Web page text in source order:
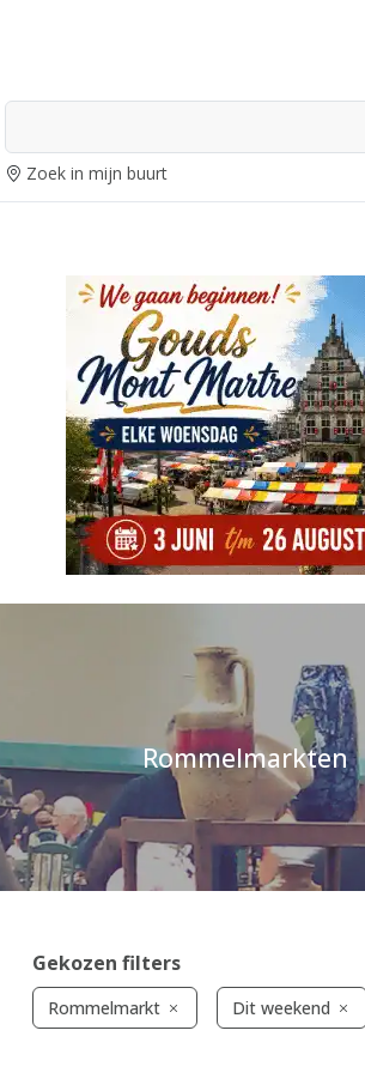
Zoek in mijn buurt
Rommelmarkten
Gekozen filters
Rommelmarkt Dit weekend